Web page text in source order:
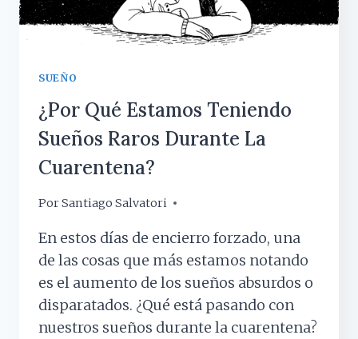
SUEÑO
¿Por Qué Estamos Teniendo
Sueños Raros Durante La
Cuarentena?
PorSantiago Salvatori
20 abril, 2020
En estos días de encierro forzado, una
de las cosas que más estamos notando
es el aumento de los sueños absurdos o
disparatados. ¿Qué está pasando con
nuestros sueños durante la cuarentena?